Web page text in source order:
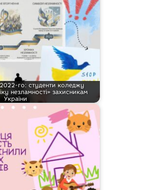
го: студенти коледжу
незламності» захисникам
України